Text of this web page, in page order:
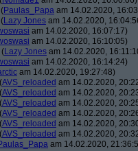
(Paulas_Papa am 14.02.2020,
(Lazy Jones am 14.02.2020,
am 14.02.2020, 16:07:17)
am 14.02.2020, 16:10:05)
(Lazy Jones am 14.02.2020,
am 14.02.2020, 16:14:24)
am 14.02.2020, 19:27:48)
(AVS_reloaded am 14.02.2020,
(AVS_reloaded am 14.02.2020,
(AVS_reloaded am 14.02.2020,
(AVS_reloaded am 14.02.2020,
(AVS_reloaded am 14.02.2020,
(AVS_reloaded am 14.02.2020,
am 14.02.2020,